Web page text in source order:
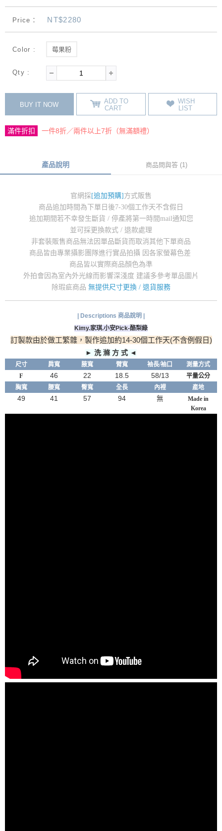
Price： NT$2280
Color : 莓果粉
Qty :
BUY IT NOW
ADD TO
CART
WISH
LIST
滿件折扣 一件8折／兩件以上7折（無滿額禮）
產品說明 商品問與答 (1)
官網採 [追加預購] 方式販售
商品追加時間為下單日後7-30個工作天不含假日
追加期間若不幸發生斷貨 / 停產將第一時間mail通知您
並可採更換款式 / 退款處理
非套裝販售商品無法因單品斷貨而取消其他下單商品
商品皆由專業攝影團隊進行實品拍攝 因各家螢幕色差
商品皆以實際商品顏色為準
外拍會因為室內外光線而影響深淺度 建議多參考單品圖片
除瑕疵商品 無提供尺寸更換 / 退貨服務
| Descriptions 商品說明 |
Kimy.家琪.小安Pick-酪梨綠
訂製款由於做工繁雜，製作追加約14-30個工作天(不含例假日)
► 洗 滌 方 式 ◄
尺寸 肩寬 腋寬 臂寬 袖長/袖口
測量方式
F
46 22 18.5 58/13
平量公分
胸寬
腰寬 臀寬 全長 內裡 產地
49 41 57 94 無
Made in
Korea